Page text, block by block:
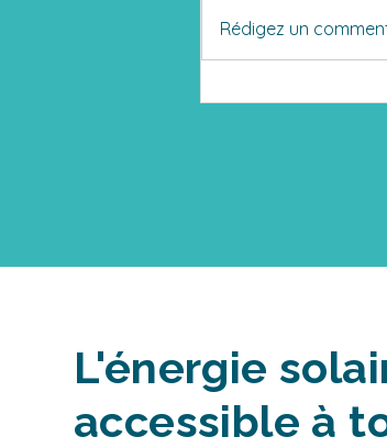
Rédigez un
L'énergie
accessible à